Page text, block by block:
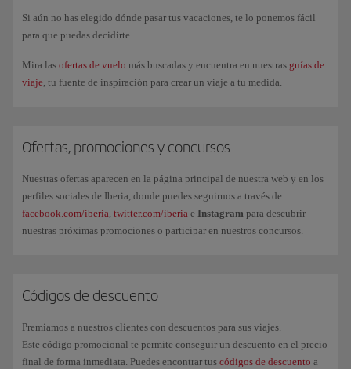
Si aún no has elegido dónde pasar tus vacaciones, te lo ponemos fácil
para que puedas decidirte.
Mira las ofertas de vuelo más buscadas y encuentra en nuestras guías de
viaje, tu fuente de inspiración para crear un viaje a tu medida.
Ofertas, promociones y concursos
Nuestras ofertas aparecen en la página principal de nuestra web y en los
perfiles sociales de Iberia, donde puedes seguirnos a través de
facebook.com/iberia, twitter.com/iberia e Instagram para descubrir
nuestras próximas promociones o participar en nuestros concursos.
Códigos de descuento
Premiamos a nuestros clientes con descuentos para sus viajes.
Este código promocional te permite conseguir un descuento en el precio
final de forma inmediata. Puedes encontrar tus códigos de descuento a